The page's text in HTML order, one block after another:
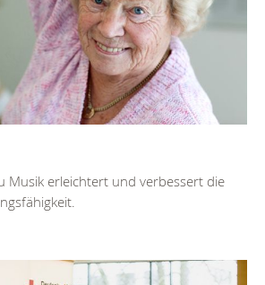
Musik erleichtert und verbessert die